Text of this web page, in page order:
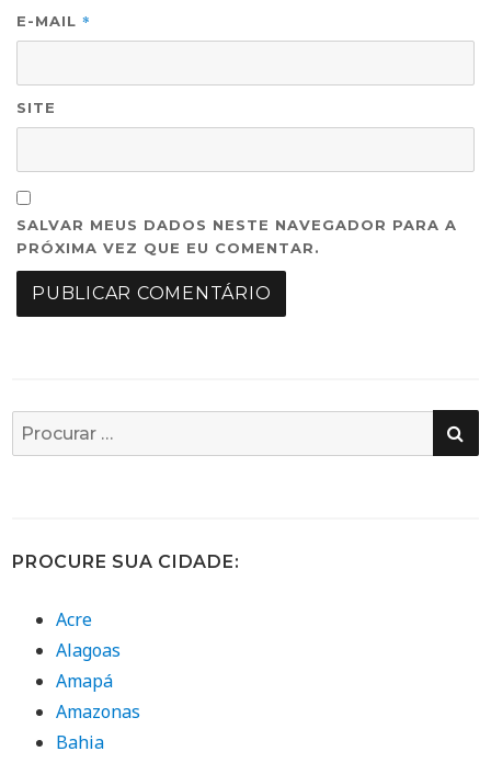
E-MAIL *
SITE
SALVAR MEUS DADOS NESTE NAVEGADOR PARA A
PRÓXIMA VEZ QUE EU COMENTAR.
Busca
por:
PROCURE SUA CIDADE:
Acre
Alagoas
Amapá
Amazonas
Bahia